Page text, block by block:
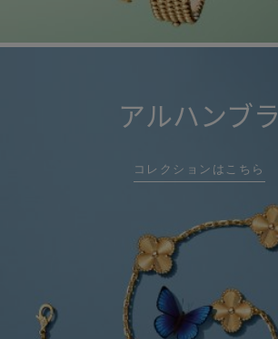
アルハンブラ
コレクションはこちら